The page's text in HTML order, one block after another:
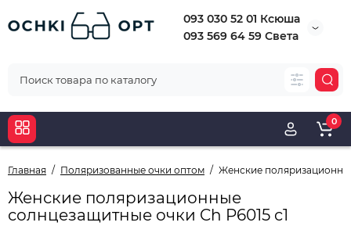
093 030 52 01 Ксюша
093 569 64 59 Света
0
Главная Поляризованные очки оптом Женские
Женские поляризационные
солнцезащитные очки Ch P6015 c1